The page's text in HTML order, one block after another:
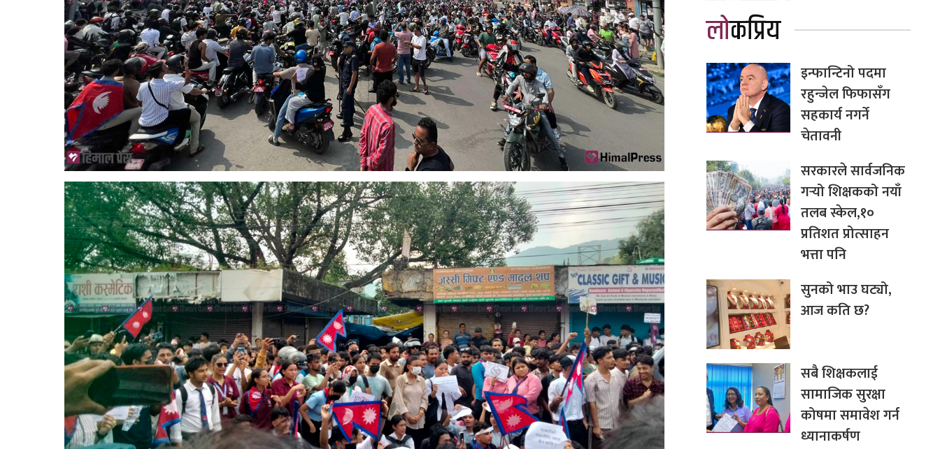
लोकप्रिय
इन्फान्टिनो पदमा
रहुन्जेल फिफासँग
सहकार्य नगर्ने
चेतावनी
सरकारले सार्वजनिक
गर्‍यो शिक्षकको नयाँ
तलब स्केल,१०
प्रतिशत प्रोत्साहन
भत्ता पनि
सुनको भाउ घट्यो,
आज कति छ?
सबै शिक्षकलाई
सामाजिक सुरक्षा
कोषमा समावेश गर्न
ध्यानाकर्षण